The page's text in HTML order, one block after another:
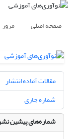
صفحه اصلی مرور
مقالات آماده انتشار
شماره جاری
شماره‌های پیشین